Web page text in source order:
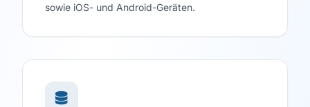
sowie iOS- und Android-Geräten.